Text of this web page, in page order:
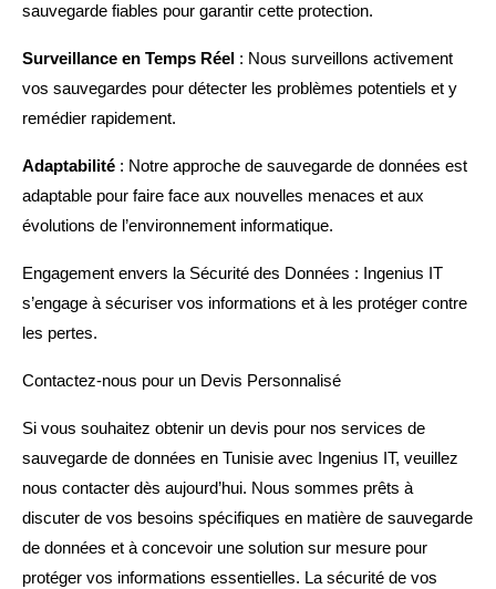
sauvegarde fiables pour garantir cette protection.
Surveillance en Temps Réel : Nous surveillons activement
vos sauvegardes pour détecter les problèmes potentiels et y
remédier rapidement.
Adaptabilité : Notre approche de sauvegarde de données est
adaptable pour faire face aux nouvelles menaces et aux
évolutions de l’environnement informatique.
Engagement envers la Sécurité des Données : Ingenius IT
s’engage à sécuriser vos informations et à les protéger contre
les pertes.
Contactez-nous pour un Devis Personnalisé
Si vous souhaitez obtenir un devis pour nos services de
sauvegarde de données en Tunisie avec Ingenius IT, veuillez
nous contacter dès aujourd’hui. Nous sommes prêts à
discuter de vos besoins spécifiques en matière de sauvegarde
de données et à concevoir une solution sur mesure pour
protéger vos informations essentielles. La sécurité de vos